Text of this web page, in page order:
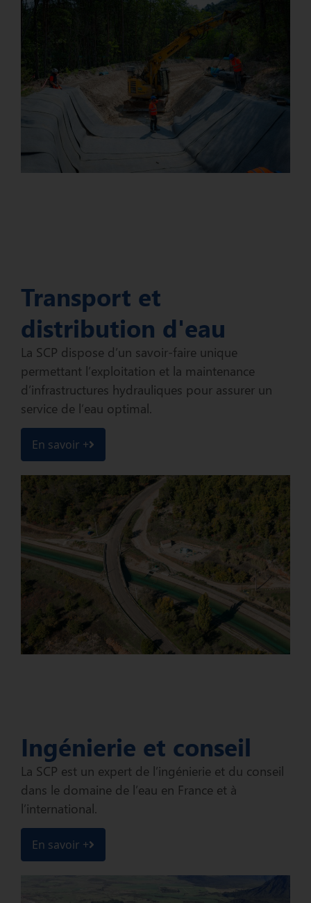
Transport et
distribution d'eau
La SCP dispose d’un savoir-faire unique
permettant l’exploitation et la maintenance
d’infrastructures hydrauliques pour assurer un
service de l’eau optimal.
En savoir +
Ingénierie et conseil
La SCP est un expert de l’ingénierie et du conseil
dans le domaine de l’eau en France et à
l’international.
En savoir +